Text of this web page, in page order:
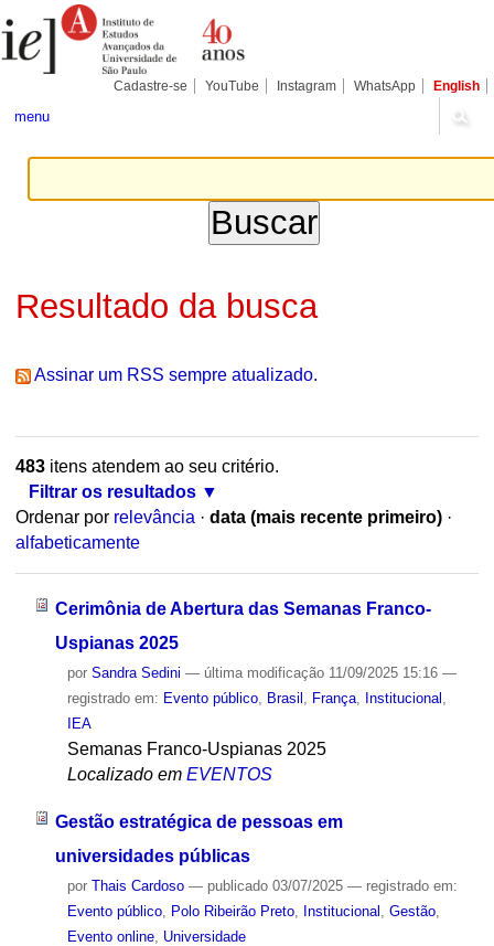
para
conteúdo.
Pessoais
Cadastre-se YouTube Instagram WhatsApp English
menu
Resultado da busca
Assinar um RSS sempre atualizado.
483itens atendem ao seu critério.
Filtrar os resultados
Ordenar por relevância · data (mais recente primeiro) ·
alfabeticamente
Cerimônia de Abertura das Semanas Franco-
Uspianas 2025
por Sandra Sedini — última modificação11/09/2025 15:16 —
registrado em: Evento público, Brasil França, Institucional
IEA
Semanas Franco-Uspianas 2025
Localizado em EVENTOS
Gestão estratégica de pessoas em
universidades públicas
por Thais Cardoso — publicado03/07/2025 — registrado em:
Evento público, Polo Ribeirão Preto, Institucional Gestão,
Evento online, Universidade